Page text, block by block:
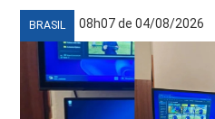
BRASIL 08h07 de 04/08/2026